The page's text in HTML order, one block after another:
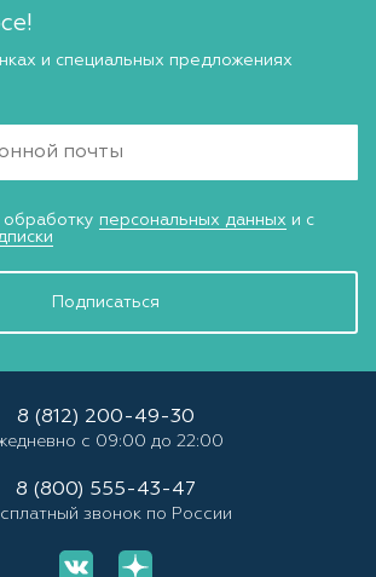
и специальных предложениях
Подписаться
обработку персональных данных и с
8 (812) 200-49-30
с 09:00 до 22:00
8 (800) 555-43-47
звонок по России